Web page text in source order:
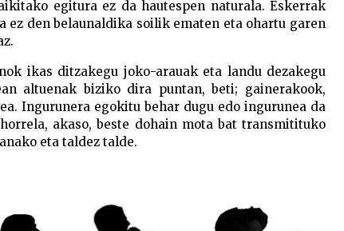
egitura ez da hautespen naturala. Eskerrak
den belaunaldika soilik ematen eta ohartu garen
ikas ditzakegu joko-arauak eta landu dezakegu
altuenak biziko dira puntan, beti; gainerakook,
Ingurunera egokitu behar dugu edo ingurunea da
akaso, beste dohain mota bat transmitituko
eta taldez talde.